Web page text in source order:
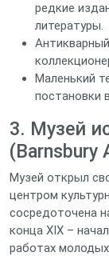
редкие
литературы.
Маленький
постановки
3. Музей
(Barnsbury
Музей открыл
центром
сосредоточена
конца XIX –
работах